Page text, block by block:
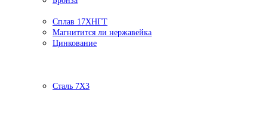
Сплав 17ХНГТ
Магнитится ли нержавейка
Цинкование
Сталь 7Х3